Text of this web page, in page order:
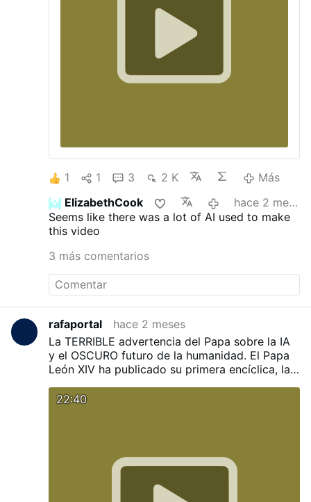
1 1 3 2 K
Más
ElizabethCook
hace 2 meses
Seems like there was a lot of AI used to make
this video
3 más comentarios
rafaportal
hace 2 meses
La TERRIBLE advertencia del Papa sobre la IA
y el OSCURO futuro de la humanidad. El Papa
León XIV ha publicado su primera encíclica, la
sobre la Inteligencia Artificial y los peligros que
22:40